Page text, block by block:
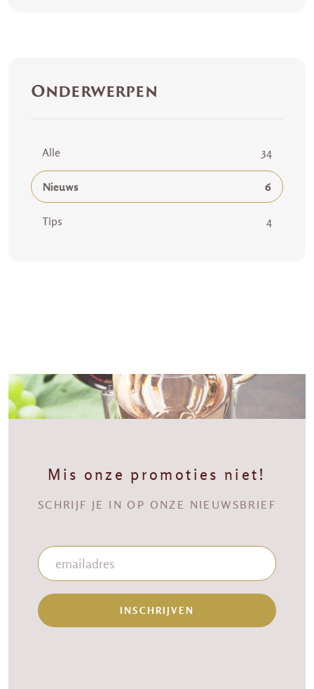
Onderwerpen
Alle 34
Nieuws 6
Tips 4
Mis onze promoties niet!
SCHRIJF JE IN OP ONZE NIEUWSBRIEF
INSCHRIJVEN